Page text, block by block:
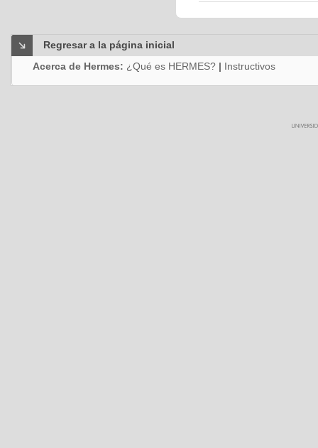
Regresar a la página inicial
Acerca de Hermes: ¿Qué es HERMES? | Instructivos